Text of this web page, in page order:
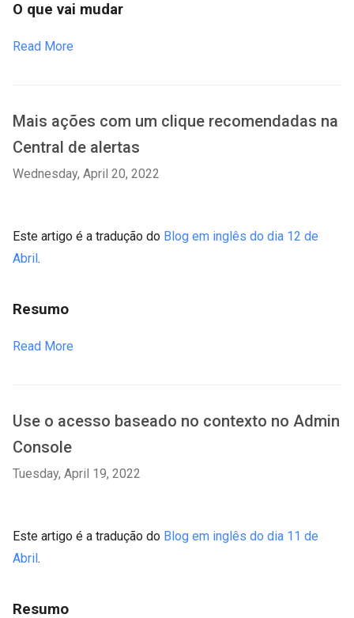
O que vai mudar
Read More
Mais ações com um clique recomendadas na
Central de alertas
Wednesday, April 20, 2022
Este artigo é a tradução do Blog em inglês do dia 12 de
Abril.
Resumo
Read More
Use o acesso baseado no contexto no Admin
Console
Tuesday, April 19, 2022
Este artigo é a tradução do Blog em inglês do dia 11 de
Abril.
Resumo